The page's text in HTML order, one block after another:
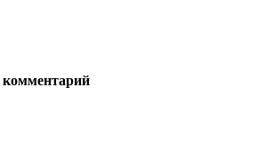
комментарий